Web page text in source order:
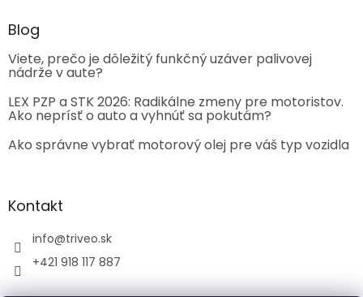
Blog
Viete, prečo je dôležitý funkčný uzáver palivovej
nádrže v aute?
LEX PZP a STK 2026: Radikálne zmeny pre motoristov.
Ako neprísť o auto a vyhnúť sa pokutám?
Ako správne vybrať motorový olej pre váš typ vozidla
Kontakt
info@triveo.sk
+421 918 117 887